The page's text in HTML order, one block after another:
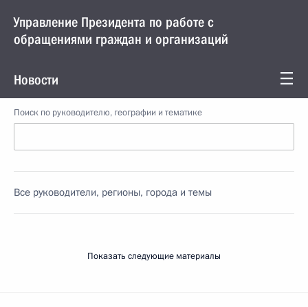
Управление Президента по работе с
обращениями граждан и организаций
Новости
Поиск по руководителю, географии и тематике
Все руководители, регионы, города и темы
Показать следующие материалы